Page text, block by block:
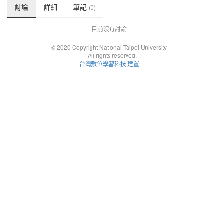
討論 詳細 筆記 (0)
目前沒有討論
© 2020 Copyright National Taipei University
All rights reserved.
台灣數位學習科技 建置